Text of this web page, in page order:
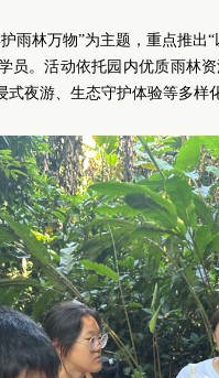
雨林万物”为主题，重点推出
员。活动依托园内优质雨林
夜游、生态守护体验等多样